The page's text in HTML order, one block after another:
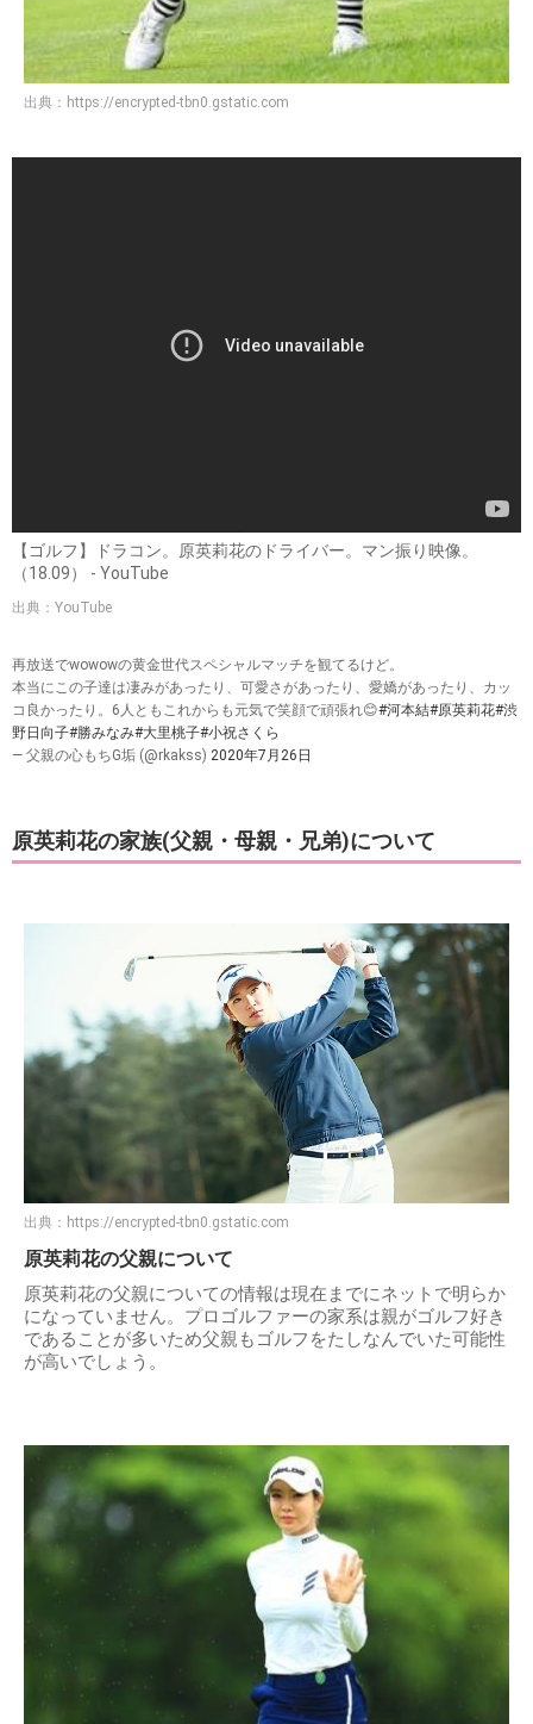
出典： https://encrypted-tbn0.gstatic.com
【ゴルフ】ドラコン。原英莉花のドライバー。マン振り映像。
（18.09） - YouTube
出典：YouTube
再放送でwowowの黄金世代スペシャルマッチを観てるけど。
本当にこの子達は凄みがあったり、可愛さがあったり、愛嬌があったり、カッ
コ良かったり。6人ともこれからも元気で笑顔で頑張れ😊#河本結#原英莉花#渋
野日向子#勝みなみ#大里桃子#小祝さくら
— 父親の心もちG垢 (@rkakss) 2020年7月26日
原英莉花の家族(父親・母親・兄弟)について
出典： https://encrypted-tbn0.gstatic.com
原英莉花の父親について
原英莉花の父親についての情報は現在までにネットで明らか
になっていません。プロゴルファーの家系は親がゴルフ好き
であることが多いため父親もゴルフをたしなんでいた可能性
が高いでしょう。